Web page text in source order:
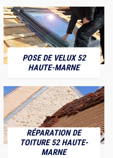
POSE DE VELUX 52
HAUTE-MARNE
RÉPARATION DE
TOITURE 52 HAUTE-
MARNE